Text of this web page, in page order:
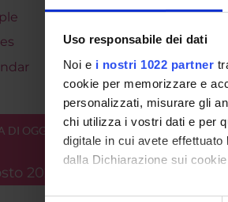
Uso responsabile dei dati
Noi e i nostri 1022 partner
cookie per memorizzare e
personalizzati, misurare gli
chi utilizza i vostri dati e per
digitale in cui avete
dalla Dichiarazione sui
Con il tuo consenso,
DI OGGI
2026
Lucia
Daniele